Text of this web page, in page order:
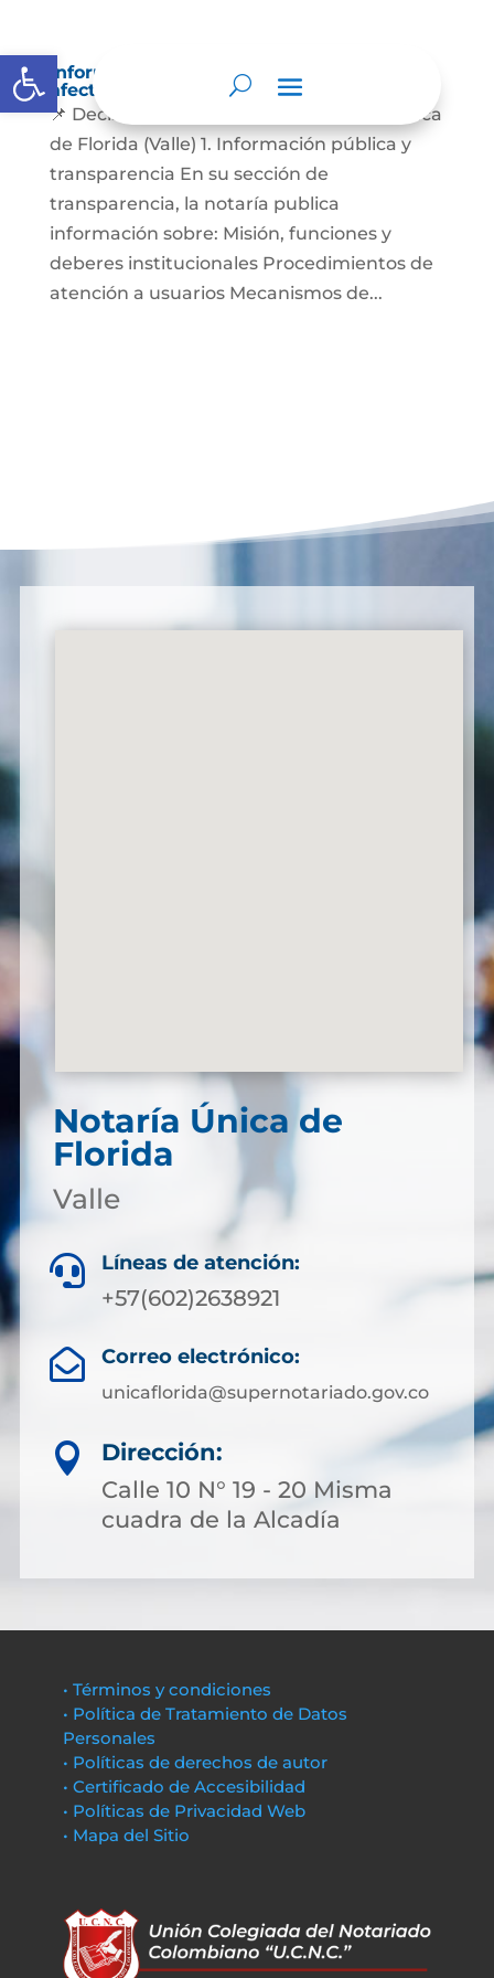
Abrir barra de herramientas
Información sobre decisiones que puede
afectar al público
📌 Decisiones relevantes de la Notaría Única
de Florida (Valle) 1. Información pública y
transparencia En su sección de
transparencia, la notaría publica
información sobre: Misión, funciones y
deberes institucionales Procedimientos de
atención a usuarios Mecanismos de...
Notaría Única de
Florida
Valle
 Líneas de atención:
+57(602)2638921
 Correo electrónico:
unicaflorida@supernotariado.gov.co

Dirección:
Calle 10 N° 19 - 20 Misma
cuadra de la Alcadía
• Términos y condiciones
• Política de Tratamiento de Datos
Personales
• Políticas de derechos de autor
• Certificado de Accesibilidad
• Políticas de Privacidad Web
• Mapa del Sitio